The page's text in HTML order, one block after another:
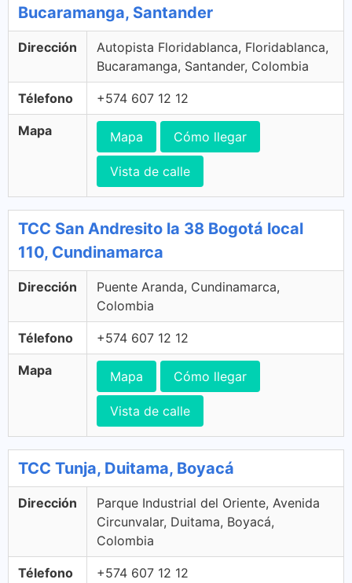
Bucaramanga, Santander
Dirección
Autopista Floridablanca, Floridablanca,
Bucaramanga, Santander, Colombia
Télefono +574 607 12 12
Mapa Mapa Cómo llegar
Vista de calle
TCC San Andresito la 38 Bogotá local
110, Cundinamarca
Dirección
Puente Aranda, Cundinamarca,
Colombia
Télefono +574 607 12 12
Mapa Mapa Cómo llegar
Vista de calle
TCC Tunja, Duitama, Boyacá
Dirección
Parque Industrial del Oriente, Avenida
Circunvalar, Duitama, Boyacá,
Colombia
Télefono +574 607 12 12